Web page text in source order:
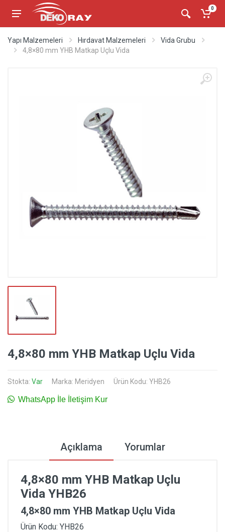
0
Yapı Malzemeleri Hırdavat Malzemeleri
Vida Grubu
4,8×80 mm YHB Matkap Uçlu Vida
4,8×80 mm YHB Matkap Uçlu Vida
Stokta: Var Marka: Meridyen Ürün Kodu: YHB26
WhatsApp İle İletişim Kur
Açıklama Yorumlar
4,8×80 mm YHB Matkap Uçlu
Vida YHB26
4,8×80 mm YHB Matkap Uçlu Vida
Ürün Kodu: YHB26